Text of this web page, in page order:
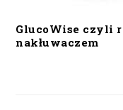
GlucoWise czyli
nakłuwaczem